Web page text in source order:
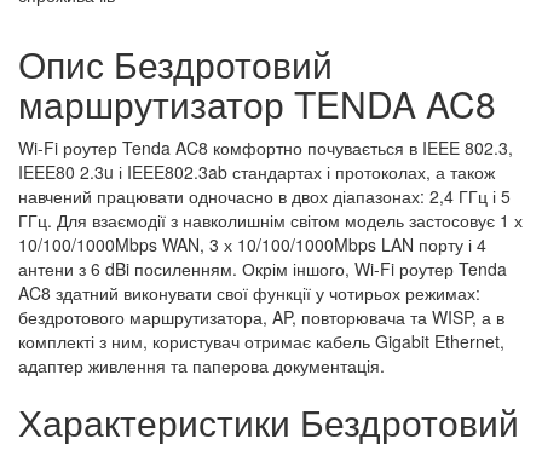
Опис Бездротовий
маршрутизатор TENDA AC8
Wi-Fi роутер Tenda AC8 комфортно почувається в IEEE 802.3,
IEEE80 2.3u і IEEE802.3ab стандартах і протоколах, а також
навчений працювати одночасно в двох діапазонах: 2,4 ГГц і 5
ГГц. Для взаємодії з навколишнім світом модель застосовує 1 х
10/100/1000Mbps WAN, 3 х 10/100/1000Mbps LAN порту і 4
антени з 6 dBi посиленням. Окрім іншого, Wi-Fi роутер Tenda
AC8 здатний виконувати свої функції у чотирьох режимах:
бездротового маршрутизатора, AP, повторювача та WISP, а в
комплекті з ним, користувач отримає кабель Gigabit Ethernet,
адаптер живлення та паперова документація.
Характеристики Бездротовий